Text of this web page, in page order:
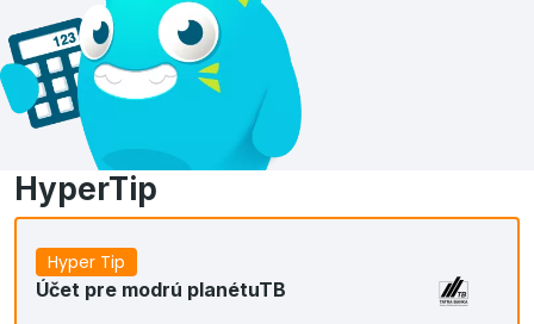
HyperTip
Hyper Tip
Účet pre modrú planétuTB